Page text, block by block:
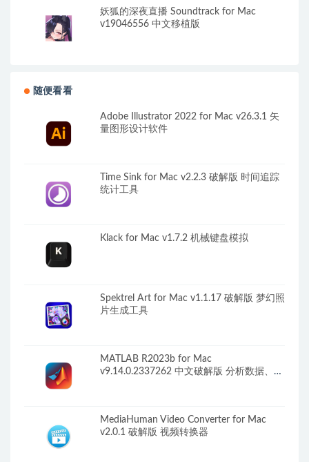
妖狐的深夜直播 Soundtrack for Mac
v19046556 中文移植版
随便看看
Adobe Illustrator 2022 for Mac v26.3.1 矢
量图形设计软件
Time Sink for Mac v2.2.3 破解版 时间追踪
统计工具
Klack for Mac v1.7.2 机械键盘模拟
Spektrel Art for Mac v1.1.17 破解版 梦幻照
片生成工具
MATLAB R2023b for Mac
v9.14.0.2337262 中文破解版 分析数据、开
MediaHuman Video Converter for Mac
v2.0.1 破解版 视频转换器